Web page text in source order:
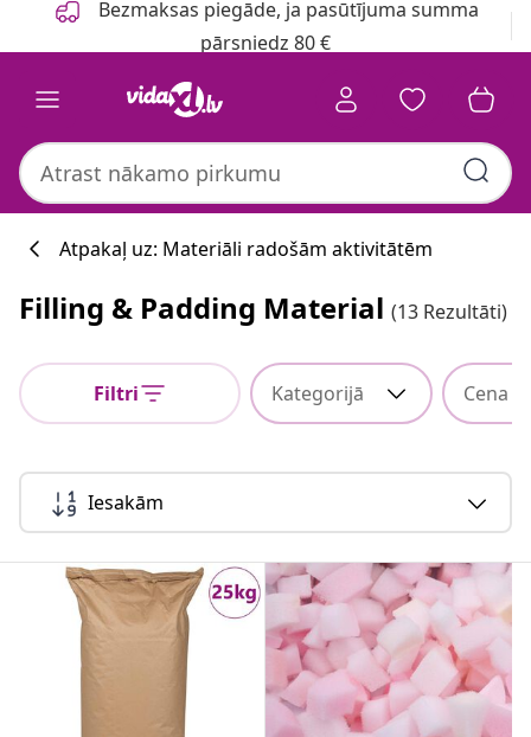
Bezmaksas piegāde, ja pasūtījuma summa
pārsniedz 80 €
Atpakaļ uz: Materiāli radošām aktivitātēm
Filling & Padding Material (13 Rezultāti)
Filtri Kategorijā Cena
Iesakām